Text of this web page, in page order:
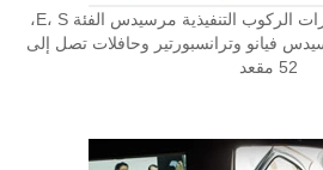
ضمن أسطول الشركة سيارات الركوب التنفيذية مرسيدس الفئة E، S،
فيانو وترانسبورتير وحافلات تصل إلى
52 مقعد